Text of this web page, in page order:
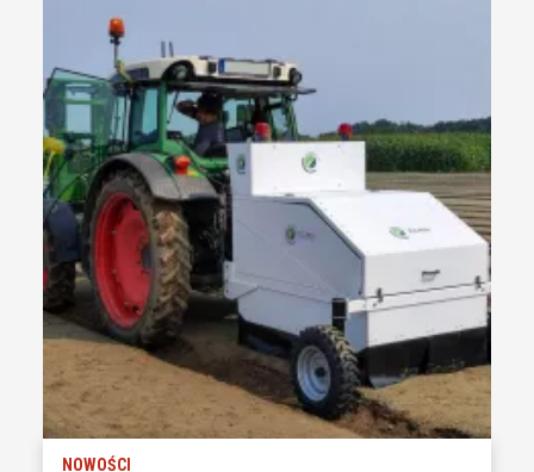
NOWOŚCI